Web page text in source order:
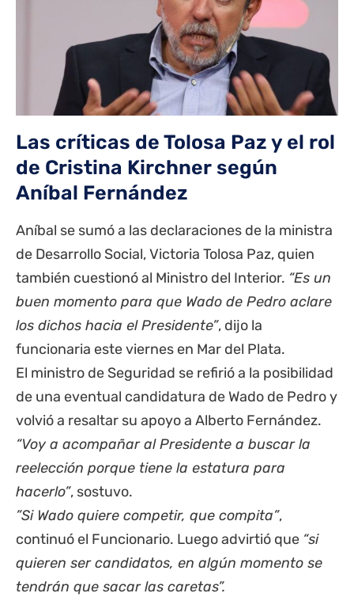
Las críticas de Tolosa Paz y el rol
de Cristina Kirchner según
Aníbal Fernández
Aníbal se sumó a las declaraciones de la ministra
de Desarrollo Social,Victoria Tolosa Paz, quien
también cuestionó al Ministro del Interior. “Es un
buen momento para que Wado de Pedro aclare
los dichos hacia el Presidente”, dijo la
funcionaria este viernes en Mar del Plata.
El ministro de Seguridad se refirió a la posibilidad
de una eventual candidatura de Wado de Pedro y
volvió a resaltar su apoyo a Alberto Fernández.
“Voy a acompañar al Presidente a buscar la
reelección porque tiene la estatura para
hacerlo”, sostuvo.
”Si Wado quiere competir, que compita”,
continuó el Funcionario. Luego advirtió que “si
quieren ser candidatos, en algún momento se
tendrán que sacar las caretas”.